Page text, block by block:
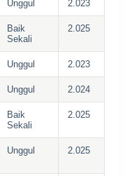
Unggul 2.023
Baik
Sekali
2.025
Unggul 2.023
Unggul 2.024
Baik
Sekali
2.025
Unggul 2.025